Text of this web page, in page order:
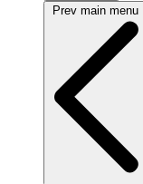
Prev main menu